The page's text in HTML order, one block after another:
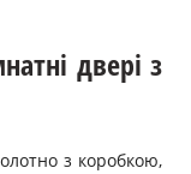
двері з
з коробкою,